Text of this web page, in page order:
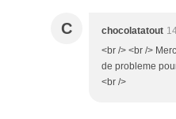
C chocolatatout
<br /> <br />
de probleme
<br />